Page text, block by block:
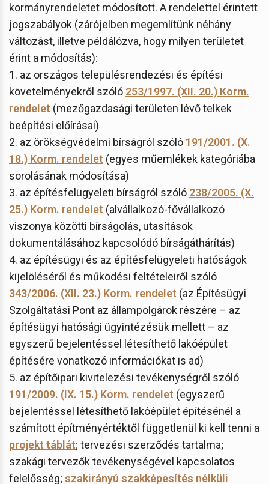
kormányrendeletet módosított. A rendelettel érintett
jogszabályok (zárójelben megemlítünk néhány
változást, illetve példálózva, hogy milyen területet
érint a módosítás):
1. az országos településrendezési és építési
követelményekről szóló 253/1997. (XII. 20.) Korm.
rendelet (mezőgazdasági területen lévő telkek
beépítési előírásai)
2. az örökségvédelmi bírságról szóló 191/2001. (X.
18.) Korm. rendelet (egyes műemlékek kategóriába
sorolásának módosítása)
3. az építésfelügyeleti bírságról szóló 238/2005. (X.
25.) Korm. rendelet (alvállalkozó-fővállalkozó
viszonya közötti bírságolás, utasítások
dokumentálásához kapcsolódó bírságáthárítás)
4. az építésügyi és az építésfelügyeleti hatóságok
kijelöléséről és működési feltételeiről szóló
343/2006. (XII. 23.) Korm. rendelet (az Építésügyi
Szolgáltatási Pont az állampolgárok részére – az
építésügyi hatósági ügyintézésük mellett – az
egyszerű bejelentéssel létesíthető lakóépület
építésére vonatkozó információkat is ad)
5. az építőipari kivitelezési tevékenységről szóló
191/2009. (IX. 15.) Korm. rendelet (egyszerű
bejelentéssel létesíthető lakóépület építésénél a
számított építményértéktől függetlenül ki kell tenni a
projekt táblát; tervezési szerződés tartalma;
szakági tervezők tevékenységével kapcsolatos
felelősség; szakirányú szakképesítés nélküli